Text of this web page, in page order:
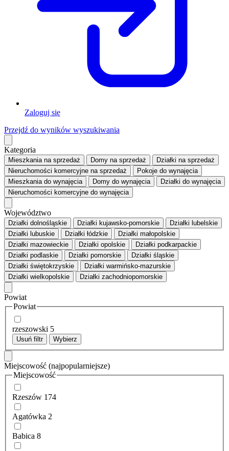
Zaloguj się
Przejdź do wyników wyszukiwania
Kategoria
Mieszkaniana sprzedaż Domy na sprzedaż Działki na sprzedaż
Nieruchomości komercyjne na sprzedaż Pokoje do wynajęcia
Mieszkaniado wynajęcia Domy do wynajęcia Działki do wynajęcia
Nieruchomości komercyjne do wynajęcia
Województwo
Działki dolnośląskie Działki kujawsko-pomorskie
Działki lubelskie
Działki lubuskie
Działki łódzkie
Działki małopolskie
Działki mazowieckie
Działki opolskie
Działki podkarpackie
Działki podlaskie
Działki pomorskie
Działki śląskie
Działki świętokrzyskie
Działki warmińsko-mazurskie
Działki wielkopolskie
Działki zachodniopomorskie
Powiat
Powiat
rzeszowski 5
Usuń filtr Wybierz
Miejscowość (najpopularniejsze)
Miejscowość
Rzeszów 174
Agatówka 2
Babica 8